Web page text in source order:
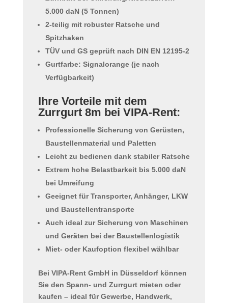
5.000 daN (5 Tonnen)
2-teilig mit robuster Ratsche und
Spitzhaken
TÜV und GS geprüft nach DIN EN 12195-2
Gurtfarbe: Signalorange (je nach
Verfügbarkeit)
Ihre Vorteile mit dem
Zurrgurt 8m bei VIPA-Rent:
Professionelle Sicherung von Gerüsten,
Baustellenmaterial und Paletten
Leicht zu bedienen dank stabiler Ratsche
Extrem hohe Belastbarkeit bis 5.000 daN
bei Umreifung
Geeignet für Transporter, Anhänger, LKW
und Baustellentransporte
Auch ideal zur Sicherung von Maschinen
und Geräten bei der Baustellenlogistik
Miet- oder Kaufoption flexibel wählbar
Bei VIPA-Rent GmbH in Düsseldorfkönnen
Sie den Spann- und Zurrgurt mieten oder
kaufen – ideal für Gewerbe, Handwerk,